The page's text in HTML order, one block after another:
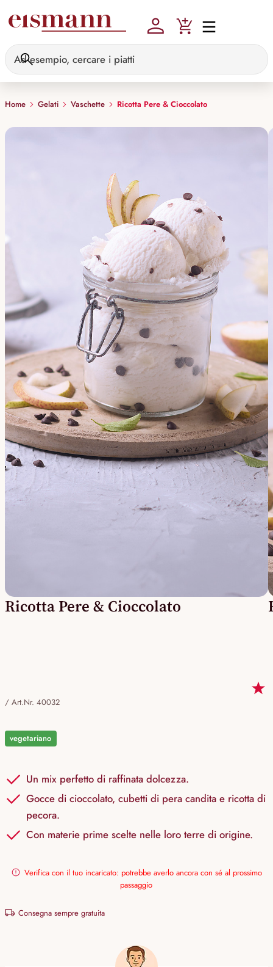
Home Gelati Vaschette Ricotta Pere & Cioccolato
Ricotta Pere & Cioccolato
/ Art.Nr. 40032
vegetariano
Un mix perfetto di raffinata dolcezza.
Gocce di cioccolato, cubetti di pera candita e ricotta di
pecora.
Con materie prime scelte nelle loro terre di origine.
Verifica con il tuo incaricato: potrebbe averlo ancora con sé al prossimo
passaggio
Consegna sempre gratuita